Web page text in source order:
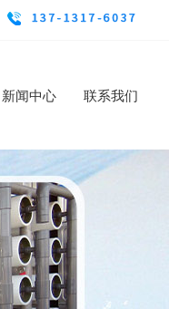
新闻中心 联系我们